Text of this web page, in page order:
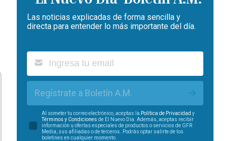
Las noticias explicadas de forma sencilla y
directa para entender lo más importante del día.
Regístrate a Boletín A.M.
Al someter tu correo electrónico, aceptas la Política de Privacidad y
Términos y Condiciones de El Nuevo Día. Además, aceptas recibir
información u ofertas especiales de productos o servicios de GFR
Media, sus afiliadas o de terceros. Podrás optar salirte de los
boletines en cualquier momento.